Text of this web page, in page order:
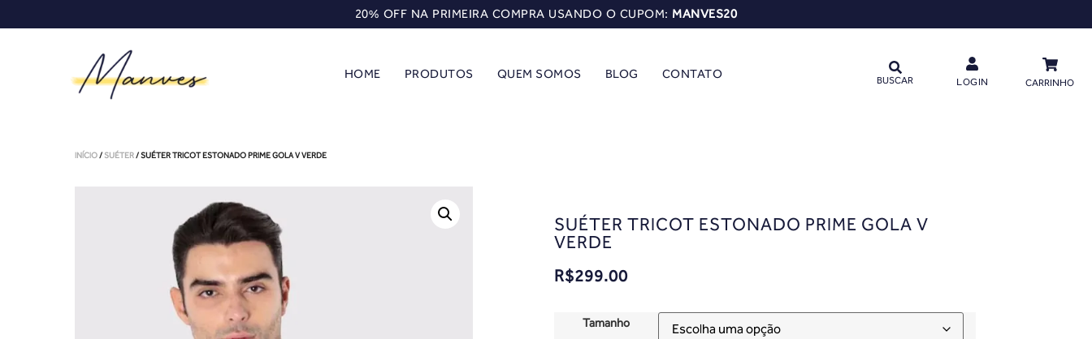
20% OFF NA PRIMEIRA COMPRA USANDO O CUPOM: MANVES20
HOME PRODUTOS QUEM SOMOS BLOG CONTATO BUSCAR LOGIN CARRINHO
INÍCIO/ SUÉTER/ SUÉTER TRICOT ESTONADO PRIME GOLA V VERDE
SUÉTER TRICOT ESTONADO PRIME GOLA V
VERDE
R$299.00
Tamanho